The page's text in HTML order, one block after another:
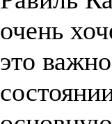
очень
это